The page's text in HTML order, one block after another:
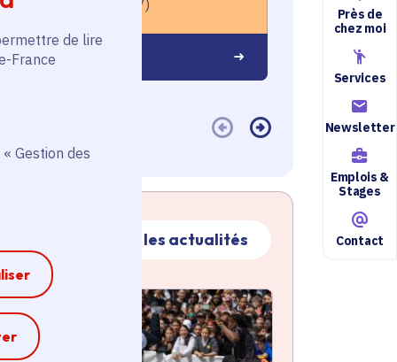
de lire
France
Gestion des
Près de
chez moi
Services
Newsletter
Emplois &
Stages
Contact
Vaires-sur-Marne (77)
savoir plus
Dourdan
En savoir plus
Toutes les actualités
active